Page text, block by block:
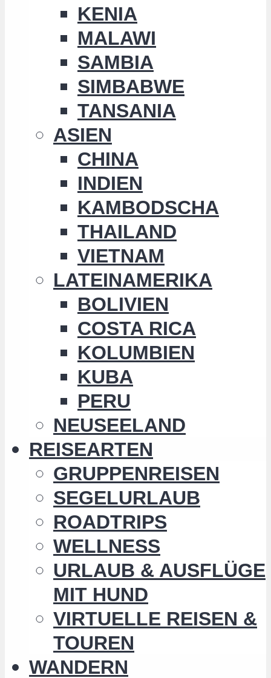
KENIA
MALAWI
SAMBIA
SIMBABWE
TANSANIA
ASIEN
CHINA
INDIEN
KAMBODSCHA
THAILAND
VIETNAM
LATEINAMERIKA
BOLIVIEN
COSTA RICA
KOLUMBIEN
KUBA
PERU
NEUSEELAND
REISEARTEN
GRUPPENREISEN
SEGELURLAUB
ROADTRIPS
WELLNESS
URLAUB & AUSFLÜGE
MIT HUND
VIRTUELLE REISEN &
TOUREN
WANDERN